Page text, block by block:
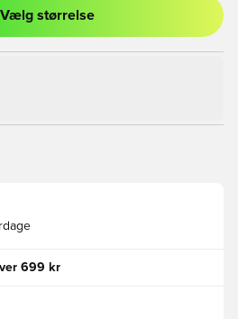
ind eller tilmelde dig som medlem
Vælg størrelse
699 kr